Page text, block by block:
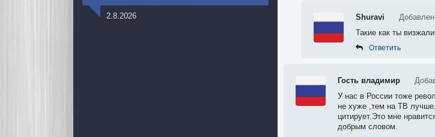
Shuravi
Такие как ты
Ответить
Гость владимир
У нас в России тоже
не хуже ,тем на ТВ
цитирует.Это мне
добрым словом.
2.8.2026